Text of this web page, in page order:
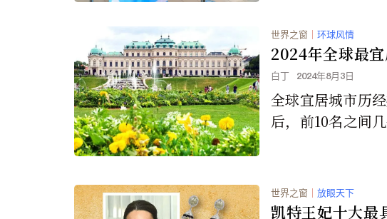
的航空公司和机场
世界之窗 ｜ 环球风情
2024年全球最
白丁 2024年8月3日
全球宜居城市历
后，前10名之间
导致基础设施得分
此从前10名中跌
世界之窗 ｜ 放眼天下
凯特王妃十大最